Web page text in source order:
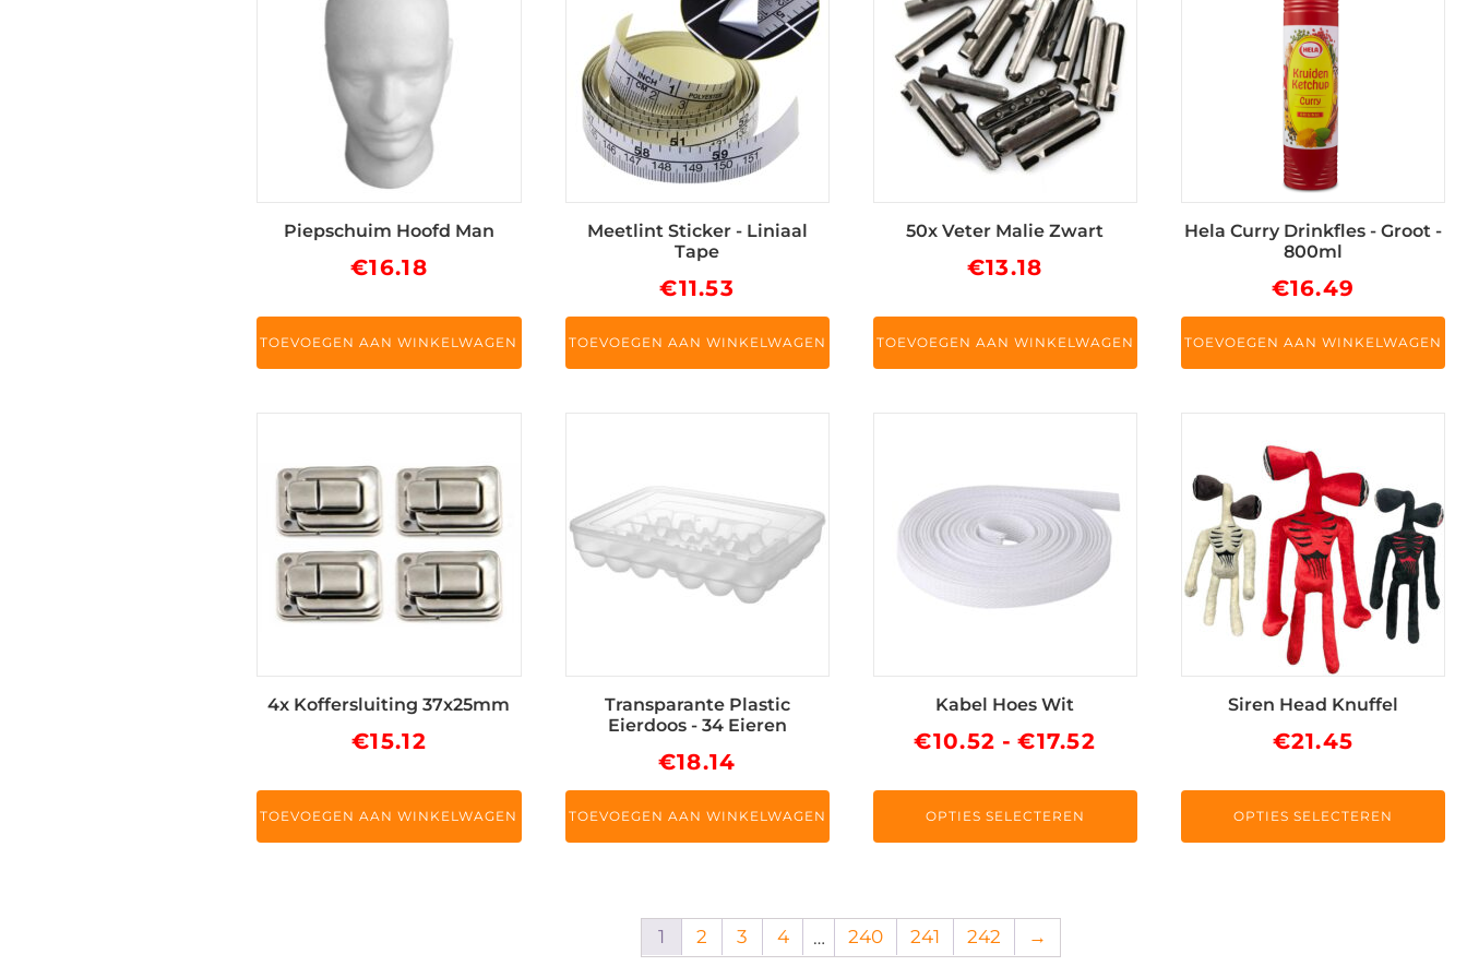
Piepschuim Hoofd Man
€16.18
TOEVOEGEN AAN WINKELWAGEN
Meetlint Sticker - Liniaal
Tape
€11.53
TOEVOEGEN AAN WINKELWAGEN
50x Veter Malie Zwart
€13.18
TOEVOEGEN AAN WINKELWAGEN
Hela Curry Drinkfles - Groot -
800ml
€16.49
TOEVOEGEN AAN WINKELWAGEN
4x Koffersluiting 37x25mm
€15.12
TOEVOEGEN AAN WINKELWAGEN
Transparante Plastic
Eierdoos - 34 Eieren
€18.14
TOEVOEGEN AAN WINKELWAGEN
Kabel Hoes Wit
€10.52 - €17.52
€17.52
OPTIES SELECTEREN
meerdere
variaties.
Deze
productpagina
Siren Head Knuffel
€21.45
OPTIES SELECTEREN
heeft
meerdere
variaties.
Deze
optie
kan
productpagina
1 2 3 4 … 240 241 242 →